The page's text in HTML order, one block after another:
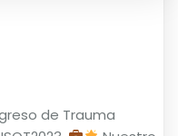
de Trauma